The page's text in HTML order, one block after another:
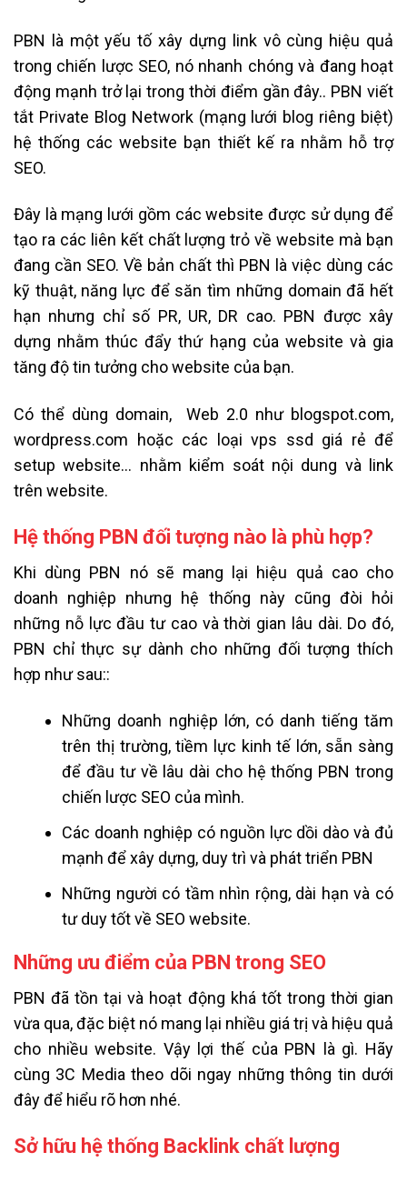
PBN là một yếu tố xây dựng link vô cùng hiệu quả
trong chiến lược SEO, nó nhanh chóng và đang hoạt
động mạnh trở lại trong thời điểm gần đây.. PBN viết
tắt Private Blog Network (mạng lưới blog riêng biệt)
hệ thống các website bạn thiết kế ra nhằm hỗ trợ
SEO.
Đây là mạng lưới gồm các website được sử dụng để
tạo ra các liên kết chất lượng trỏ về website mà bạn
đang cần SEO. Về bản chất thì PBN là việc dùng các
kỹ thuật, năng lực để săn tìm những domain đã hết
hạn nhưng chỉ số PR, UR, DR cao. PBN được xây
dựng nhằm thúc đẩy thứ hạng của website và gia
tăng độ tin tưởng cho website của bạn.
Có thể dùng domain, Web 2.0 như blogspot.com,
wordpress.com hoặc các loại vps ssd giá rẻ để
setup website… nhằm kiểm soát nội dung và link
trên website.
Hệ thống PBN đối tượng nào là phù hợp?
Khi dùng PBN nó sẽ mang lại hiệu quả cao cho
doanh nghiệp nhưng hệ thống này cũng đòi hỏi
những nỗ lực đầu tư cao và thời gian lâu dài. Do đó,
PBN chỉ thực sự dành cho những đối tượng thích
hợp như sau::
Những doanh nghiệp lớn, có danh tiếng tăm
trên thị trường, tiềm lực kinh tế lớn, sẵn sàng
để đầu tư về lâu dài cho hệ thống PBN trong
chiến lược SEO của mình.
Các doanh nghiệp có nguồn lực dồi dào và đủ
mạnh để xây dựng, duy trì và phát triển PBN
Những người có tầm nhìn rộng, dài hạn và có
tư duy tốt về SEO website.
Những ưu điểm của PBN trong SEO
PBN đã tồn tại và hoạt động khá tốt trong thời gian
vừa qua, đặc biệt nó mang lại nhiều giá trị và hiệu quả
cho nhiều website. Vậy lợi thế của PBN là gì. Hãy
cùng 3C Media theo dõi ngay những thông tin dưới
đây để hiểu rõ hơn nhé.
Sở hữu hệ thống Backlink chất lượng